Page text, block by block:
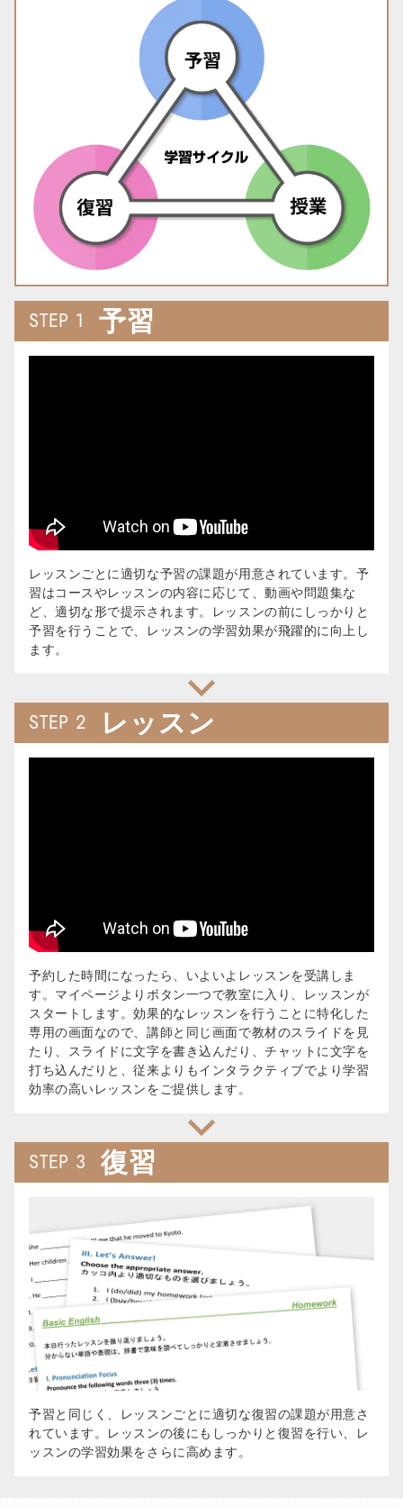
STEP 1 予習
レッスンごとに適切な予習の課題が用意されています。予
習はコースやレッスンの内容に応じて、動画や問題集な
ど、適切な形で提示されます。レッスンの前にしっかりと
予習を行うことで、レッスンの学習効果が飛躍的に向上し
ます。
STEP 2 レッスン
予約した時間になったら、いよいよレッスンを受講しま
す。マイページよりボタン一つで教室に入り、レッスンが
スタートします。効果的なレッスンを行うことに特化した
専用の画面なので、講師と同じ画面で教材のスライドを見
たり、スライドに文字を書き込んだり、チャットに文字を
打ち込んだりと、従来よりもインタラクティブでより学習
効率の高いレッスンをご提供します。
STEP 3 復習
予習と同じく、レッスンごとに適切な復習の課題が用意さ
れています。レッスンの後にもしっかりと復習を行い、レ
ッスンの学習効果をさらに高めます。